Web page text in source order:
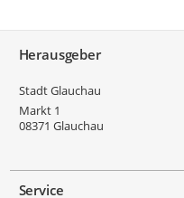
Herausgeber
Stadt Glauchau
Markt 1
08371 Glauchau
Service